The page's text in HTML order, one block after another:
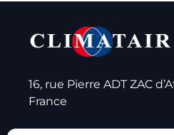
16, rue Pierre ADT ZAC
France